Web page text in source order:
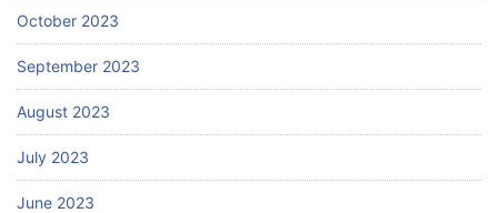
October 2023
September 2023
August 2023
July 2023
June 2023